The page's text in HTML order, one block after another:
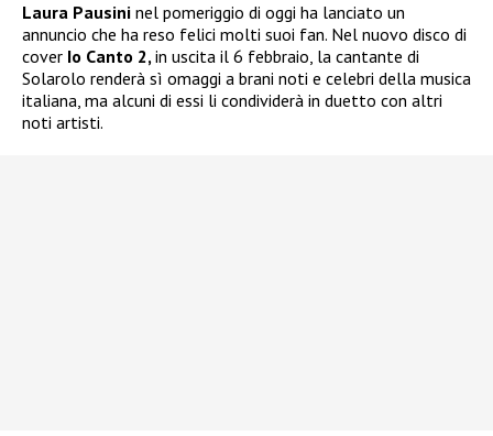
Laura Pausini nel pomeriggio di oggi ha lanciato un
annuncio che ha reso felici molti suoi fan. Nel nuovo disco di
cover Io Canto 2,in uscita il 6 febbraio, la cantante di
Solarolo renderà sì omaggi a brani noti e celebri della musica
italiana, ma alcuni di essi li condividerà in duetto con altri
noti artisti.